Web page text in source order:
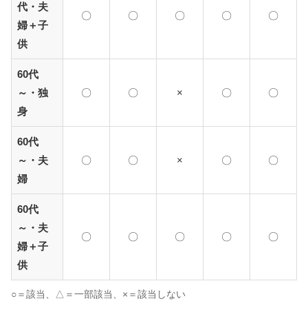
代・夫
婦＋子
供
〇 〇 〇 〇 〇
60代
～・独
身
〇 〇 × 〇 〇
60代
～・夫
婦
〇 〇 × 〇 〇
60代
～・夫
婦＋子
供
〇 〇 〇 〇 〇
○＝該当、△＝一部該当、×＝該当しない